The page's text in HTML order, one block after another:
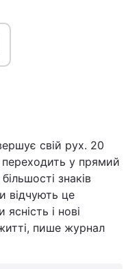
свій рух. 20
у прямий
знаків
відчують це
і нові
пише журнал